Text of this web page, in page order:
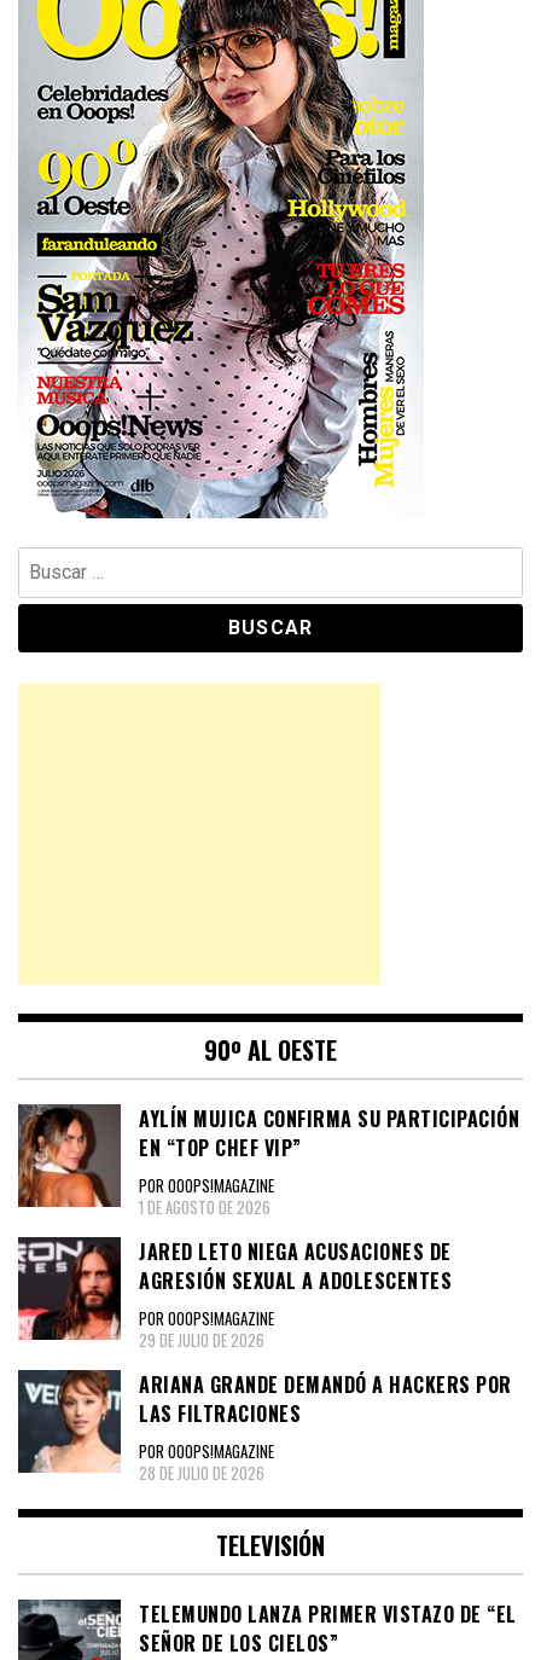
Buscar:
90º AL OESTE
AYLÍN MUJICA CONFIRMA SU PARTICIPACIÓN
EN “TOP CHEF VIP”
POR OOOPS!MAGAZINE
1 DE AGOSTO DE 2026
JARED LETO NIEGA ACUSACIONES DE
AGRESIÓN SEXUAL A ADOLESCENTES
POR OOOPS!MAGAZINE
29 DE JULIO DE 2026
ARIANA GRANDE DEMANDÓ A HACKERS POR
LAS FILTRACIONES
POR OOOPS!MAGAZINE
28 DE JULIO DE 2026
TELEVISIÓN
TELEMUNDO LANZA PRIMER VISTAZO DE “EL
SEÑOR DE LOS CIELOS”